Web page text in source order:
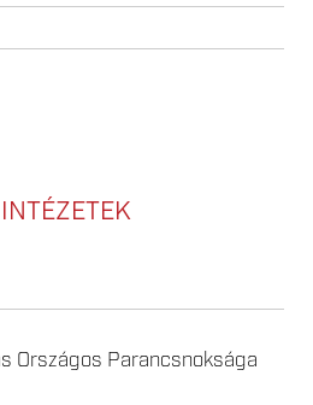
Országos Parancsnoksága